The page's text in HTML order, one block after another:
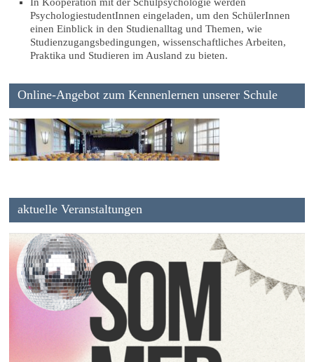
PsychologiestudentInnen eingeladen, um den SchülerInnen
einen Einblick in den Studienalltag und Themen, wie
Studienzugangsbedingungen, wissenschaftliches Arbeiten,
Praktika und Studieren im Ausland zu bieten.
Online-Angebot zum Kennenlernen unserer Schule
aktuelle Veranstaltungen